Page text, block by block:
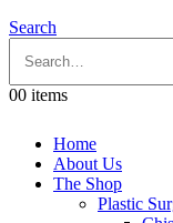
Search
00 items
Home
About Us
The Shop
Plastic